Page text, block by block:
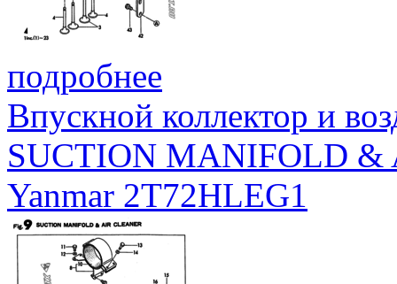
подробнее
Впускной коллектор и
SUCTION MANIFOLD &
Yanmar 2T72HLEG1